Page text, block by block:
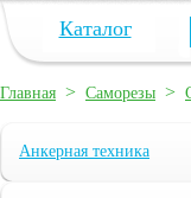
Каталог
Главная > Саморезы >
Анкерная техника